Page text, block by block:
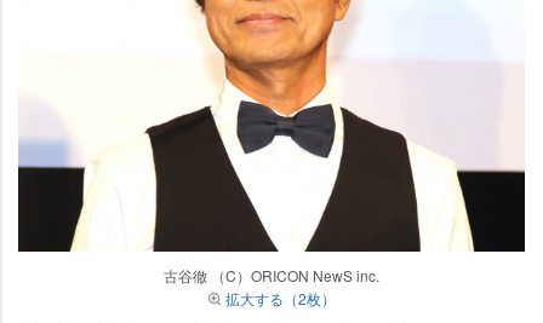
古谷徹 （C）ORICON NewS inc.
拡大する（2枚）